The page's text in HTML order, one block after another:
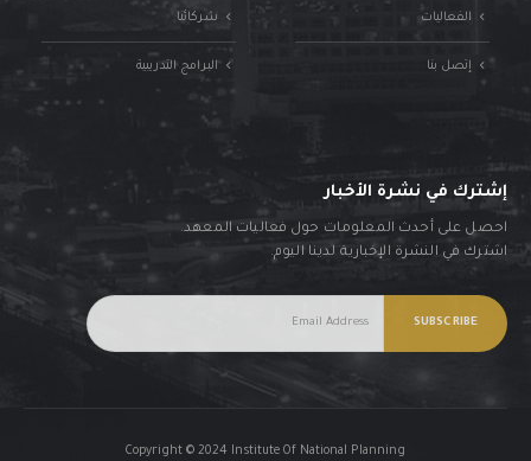
الفعاليات
إتصل بنا
شركائنا
البرامج التدريبية
إشترك في نشرة الأخبار
احصل على أحدث المعلومات حول فعاليات المعهد.
اشترك في النشرة الإخبارية لدينا اليوم.
Copyright © 2024 Institute Of National Planning